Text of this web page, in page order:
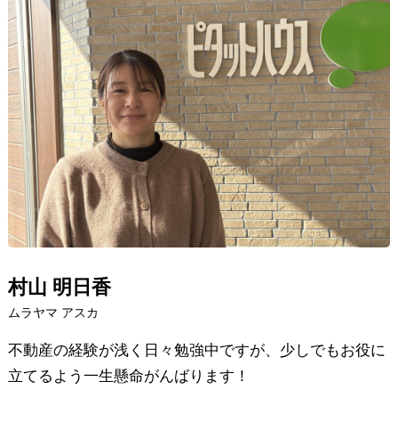
村山 明日香
ムラヤマ アスカ
不動産の経験が浅く日々勉強中ですが、少しでもお役に
立てるよう一生懸命がんばります！